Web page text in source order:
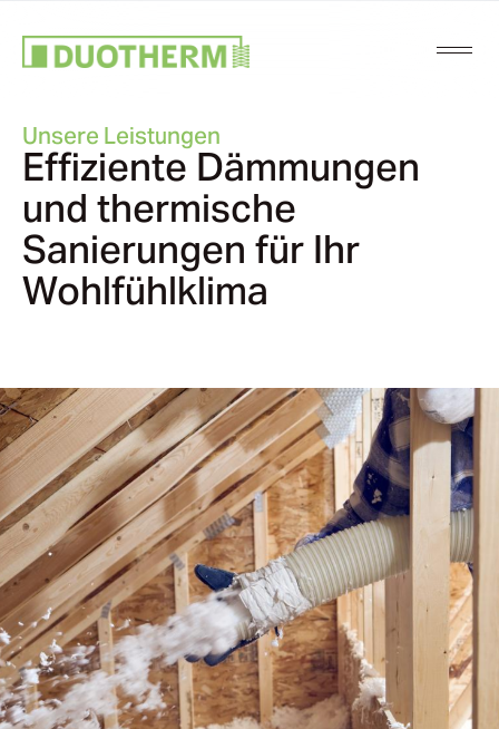
Unsere Leistungen
Effiziente Dämmungen
und thermische
Sanierungen für Ihr
Wohlfühlklima